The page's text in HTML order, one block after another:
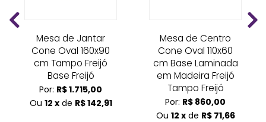
Mesa de Jantar
Cone Oval 160x90
cm Tampo Freijó
Base Freijó
Por: R$ 1.715,00
Ou 12 xde R$ 142,91
Mesa de Centro
Cone Oval 110x60
cm Base Laminada
em Madeira Freijó
Tampo Freijó
Por: R$ 860,00
Ou 12 xde R$ 71,66